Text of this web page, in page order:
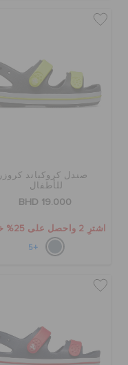
صندل كروكباند كروزر
للأطفال
BHD 19.000
اشترِ 2 واحصل على 25% خصم
+5